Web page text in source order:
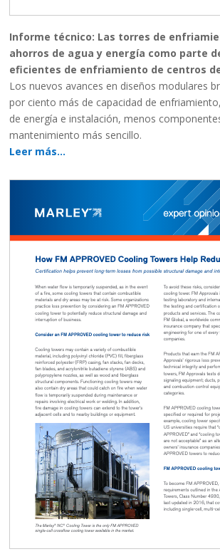
Informe técnico: Las torres de
ahorros de agua y energía como parte
eficientes de enfriamiento de centros
Los nuevos avances en diseños modulares
por ciento más de capacidad de
de energía e instalación, menos
mantenimiento más sencillo.
Leer más…